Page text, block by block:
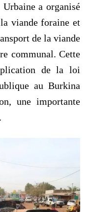
a organisé
viande foraine et
de la viande
communal. Cette
de la loi
au Burkina
une importante